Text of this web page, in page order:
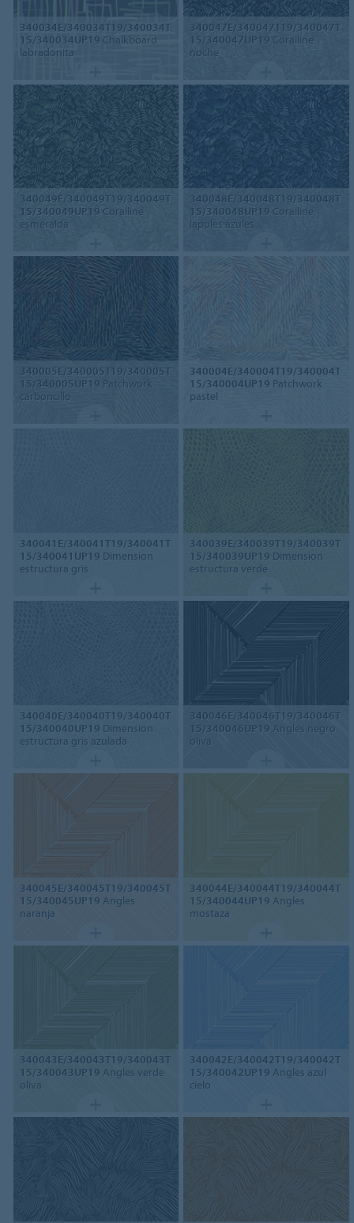
340034E/340034T19/340034T
15/340034UP19 Chalkboard
labradonita
340047E/340047T19/340047T
15/340047UP19 Coralline
noche
340049E/340049T19/340049T
15/340049UP19 Coralline
esmeralda
340048E/340048T19/340048T
15/340048UP19 Coralline
lapules azules
340005E/340005T19/340005T
15/340005UP19 Patchwork
carboncillo
340004E/340004T19/340004T
15/340004UP19 Patchwork
pastel
340041E/340041T19/340041T
15/340041UP19 Dimension
estructura gris
340039E/340039T19/340039T
15/340039UP19 Dimension
estructura verde
340040E/340040T19/340040T
15/340040UP19 Dimension
estructura gris azulada
340046E/340046T19/340046T
15/340046UP19 Angles negro
oliva
340045E/340045T19/340045T
15/340045UP19 Angles
naranja
340044E/340044T19/340044T
15/340044UP19 Angles
mostaza
340043E/340043T19/340043T
15/340043UP19 Angles verde
oliva
340042E/340042T19/340042T
15/340042UP19 Angles azul
cielo